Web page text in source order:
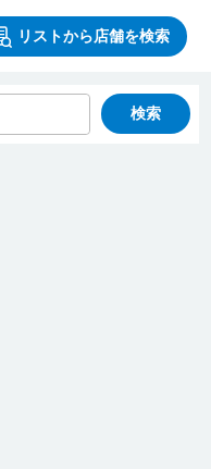
リストから店舗を検索
検索